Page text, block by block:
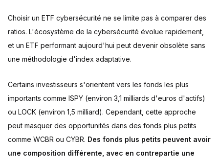
Choisir un ETF cybersécurité ne se limite pas à comparer des
ratios. L'écosystème de la cybersécurité évolue rapidement,
et un ETF performant aujourd'hui peut devenir obsolète sans
une méthodologie d'index adaptative.
Certains investisseurs s'orientent vers les fonds les plus
importants comme ISPY (environ 3,1 milliards d'euros d'actifs)
ou LOCK (environ 1,5 milliard). Cependant, cette approche
peut masquer des opportunités dans des fonds plus petits
comme WCBR ou CYBR. Des fonds plus petits peuvent avoir
une composition différente, avec en contrepartie une